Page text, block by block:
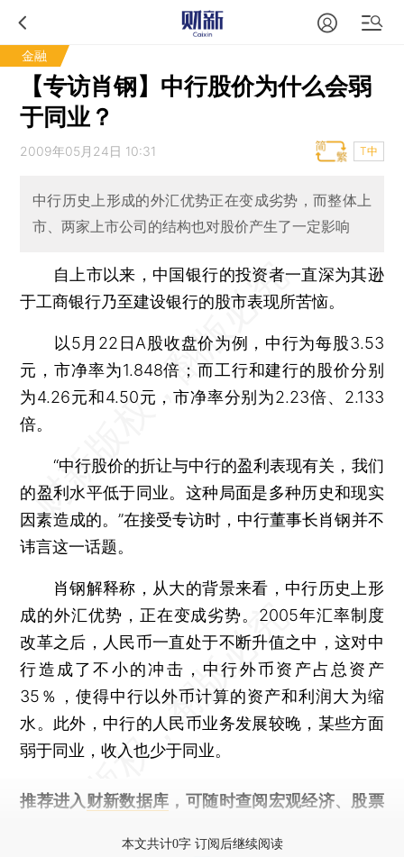
金融
【专访肖钢】中行股价为什么会弱
于同业？
2009年05月24日 10:31 T中
中行历史上形成的外汇优势正在变成劣势，而整体上
市、两家上市公司的结构也对股价产生了一定影响
自上市以来，中国银行的投资者一直深为其逊
于工商银行乃至建设银行的股市表现所苦恼。
以5月22日A股收盘价为例，中行为每股3.53
元，市净率为1.848倍；而工行和建行的股价分别
为4.26元和4.50元，市净率分别为2.23倍、2.133
倍。
“中行股价的折让与中行的盈利表现有关，我们
的盈利水平低于同业。这种局面是多种历史和现实
因素造成的。”在接受专访时，中行董事长肖钢并不
讳言这一话题。
肖钢解释称，从大的背景来看，中行历史上形
成的外汇优势，正在变成劣势。2005年汇率制度
改革之后，人民币一直处于不断升值之中，这对中
行造成了不小的冲击，中行外币资产占总资产
35％，使得中行以外币计算的资产和利润大为缩
水。此外，中行的人民币业务发展较晚，某些方面
弱于同业，收入也少于同业。
推荐进入 财新数据库 ，可随时查阅宏观经济、股票
本文共计0字 订阅后继续阅读